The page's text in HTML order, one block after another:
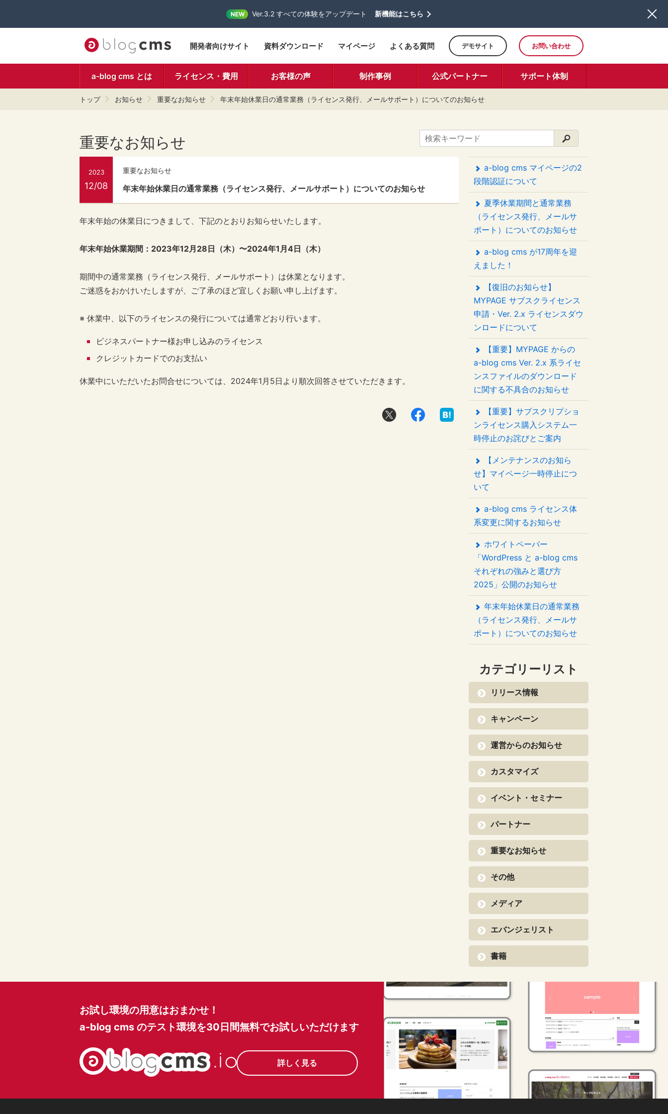
NEW Ver.3.2 すべての体験をアップデート 新機能はこちら
開発者向けサイト 資料ダウンロード マイページ よくある質問 デモサイト お問い合わせ
a-blog cms とは ライセンス・費用 お客様の声 制作事例 公式パートナー サポート体制
トップ お知らせ 重要なお知らせ 年末年始休業日の通常業務（ライセンス発行、メールサポート）についてのお知らせ
重要なお知らせ
2023
12/08
重要なお知らせ
年末年始休業日の通常業務（ライセンス発行、メールサポート）についてのお知らせ
年末年始の休業日につきまして、下記のとおりお知らせいたします。
年末年始休業期間：2023年12月28日（木）〜2024年1月4日（木）
期間中の通常業務（ライセンス発行、メールサポート）は休業となります。
ご迷惑をおかけいたしますが、ご了承のほど宜しくお願い申し上げます。
※ 休業中、以下のライセンスの発行については通常どおり行います。
ビジネスパートナー様お申し込みのライセンス
クレジットカードでのお支払い
休業中にいただいたお問合せについては、2024年1月5日より順次回答させていただきます。
a-blog cms マイページの2
段階認証について
夏季休業期間と通常業務
（ライセンス発行、メールサ
ポート）についてのお知らせ
a-blog cms が17周年を迎
えました！
【復旧のお知らせ】
MYPAGE サブスクライセンス
申請・Ver. 2.x ライセンスダウ
ンロードについて
【重要】MYPAGE からの
a-blog cms Ver. 2.x 系ライセ
ンスファイルのダウンロード
に関する不具合のお知らせ
【重要】サブスクリプショ
ンライセンス購入システム一
時停止のお詫びとご案内
【メンテナンスのお知ら
せ】マイページ一時停止につ
いて
a-blog cms ライセンス体
系変更に関するお知らせ
ホワイトペーパー
「WordPress と a-blog cms
それぞれの強みと選び方
2025」公開のお知らせ
年末年始休業日の通常業務
（ライセンス発行、メールサ
ポート）についてのお知らせ
カテゴリーリスト
リリース情報
キャンペーン
運営からのお知らせ
カスタマイズ
イベント・セミナー
パートナー
重要なお知らせ
その他
メディア
エバンジェリスト
書籍
お試し環境の用意はおまかせ！
a-blog cms のテスト環境を30日間無料でお試しいただけます
詳しく見る